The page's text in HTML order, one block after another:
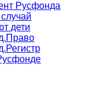
Русфонда
дети